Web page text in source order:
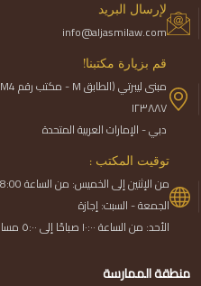
لإرسال البريد
info@aljasmilaw.com
قم بزيارة مكتبنا!
١٢٣٨٨٧
دبي - الإمارات العربية المتحدة
توقيت المكتب :
من الإثنين إلى الخميس: من الساعة 8:00 صباحًا إلى 5:00 مساءً
الجمعة - السبت: إجازة
الأحد: من الساعة ١٠:٠٠ صباحًا إلى ٥:٠٠ مساءً
منطقة الممارسة